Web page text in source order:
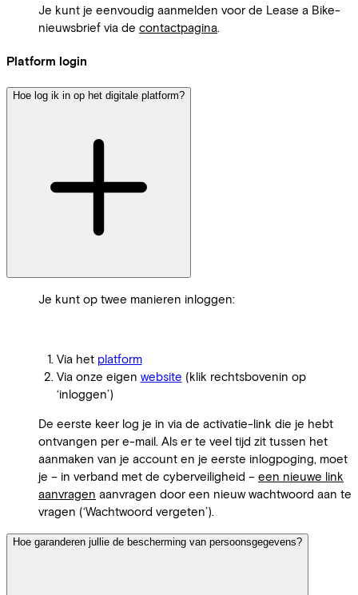
Je kunt je eenvoudig aanmelden voor de Lease a Bike-
nieuwsbrief via de contactpagina.
Platform login
Hoe log ik in op het digitale platform?
Je kunt op twee manieren inloggen:
Via het platform
Via onze eigen website (klik rechtsbovenin op
‘inloggen’)
De eerste keer log je in via de activatie-link die je hebt
ontvangen per e-mail. Als er te veel tijd zit tussen het
aanmaken van je account en je eerste inlogpoging, moet
je – in verband met de cyberveiligheid – een nieuwe link
aanvragen aanvragen door een nieuw wachtwoord aan te
vragen (‘Wachtwoord vergeten’).
Hoe garanderen jullie de bescherming van persoonsgegevens?